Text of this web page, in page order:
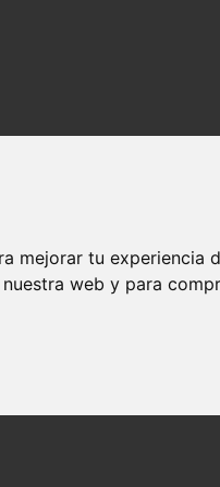
mejorar tu
web y para